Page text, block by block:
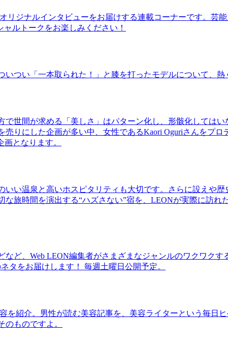
ジナルインタビューをお届けする連載コーナーです。芸
ルトークをお楽しみください！
つい「一本取られた！」と膝を打ったモデルについて、熱
世間が求める「美しさ」はパターン化し、形骸化しては
りにした企画が多い中、女性であるKaori Oguriさんをプロ
となります。
い温泉と高いホスピタリティも大切です。さらに設えや
旅時間を演出する“ハズさない”宿を、LEONが実際に訪れ
ど、Web LEON編集者がさまざまなジャンルのワクワクす
タをお届けします！ 毎週土曜日公開予定。
紹介。男性が読む美容記事を、美容ライターという毎日
ものですよ。